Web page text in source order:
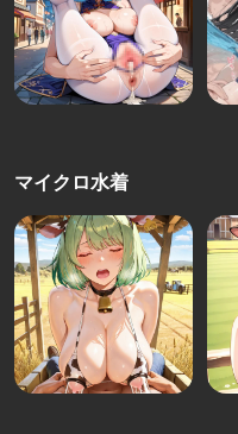
マイクロ水着